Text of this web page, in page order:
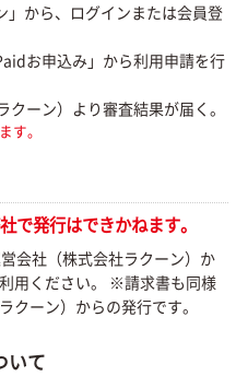
から、ログインまたは会員登
お申込み」から利用申請を行
ーン）より審査結果が届く。
す。
で発行はできかねます。
会社（株式会社ラクーン）か
用ください。 ※請求書も同様
クーン）からの発行です。
いて